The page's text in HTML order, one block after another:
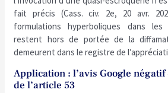
fait précis (Cass. civ. 2e, 20 avr.
formulations hyperboliques dans
restent hors de portée de la
demeurent dans le registre de
Application : l’avis Google
de l’article 53